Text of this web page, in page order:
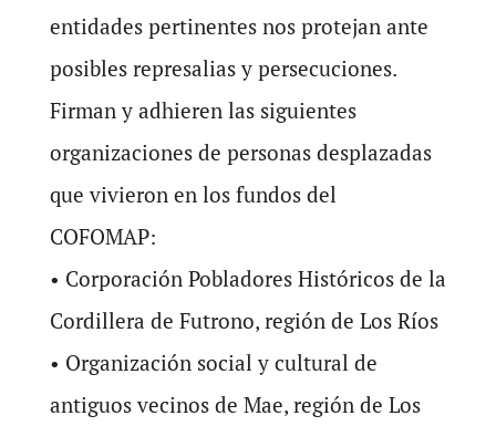
entidades pertinentes nos protejan ante
posibles represalias y persecuciones.
Firman y adhieren las siguientes
organizaciones de personas desplazadas
que vivieron en los fundos del
COFOMAP:
• Corporación Pobladores Históricos de la
Cordillera de Futrono, región de Los Ríos
• Organización social y cultural de
antiguos vecinos de Mae, región de Los